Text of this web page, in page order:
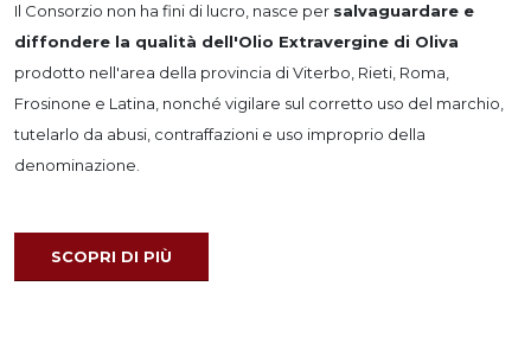
Il Consorzio non ha fini di lucro, nasce per salvaguardare e
diffondere la qualità dell'Olio Extravergine di Oliva
prodotto nell'area della provincia di Viterbo, Rieti, Roma,
Frosinone e Latina, nonché vigilare sul corretto uso del marchio,
tutelarlo da abusi, contraffazioni e uso improprio della
denominazione.
SCOPRI DI PIÙ